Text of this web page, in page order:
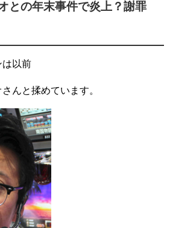
との年末事件で炎上？謝罪
は以前
んと揉めています。